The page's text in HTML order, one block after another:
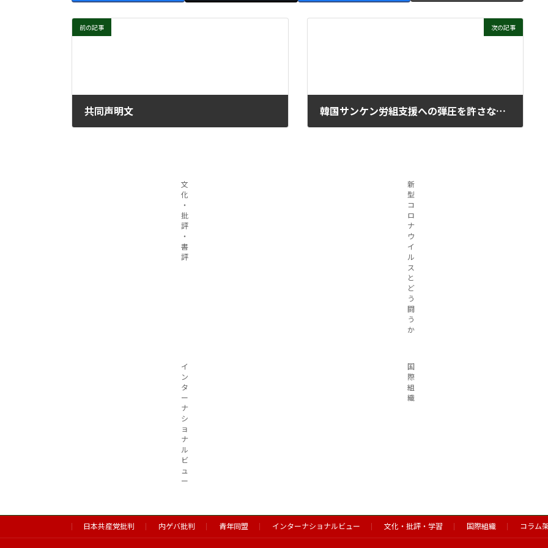
前の記事
共同声明文
次の記事
韓国サンケン労組支援への弾圧を許さない！
文
化
・
批
評
・
書
評
新
型
コ
ロ
ナ
ウ
イ
ル
ス
と
ど
う
闘
う
か
イ
ン
タ
ー
ナ
シ
ョ
ナ
ル
ビ
ュ
ー
国
際
組
織
日本共産党批判 内ゲバ批判 青年同盟 インターナショナルビュー 文化・批評・学習 国際組織 コラム